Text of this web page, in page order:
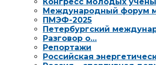
Международный форум
ПМЭФ-2025
Петербургский
Разговор о…
Репортажи
Российская